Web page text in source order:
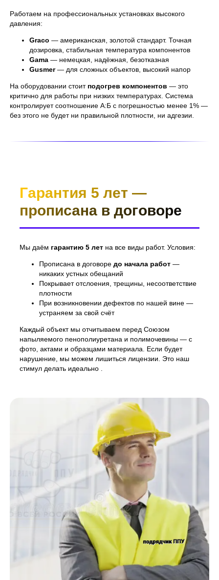
Работаем на профессиональных установках высокого
давления:
Graco — американская, золотой стандарт. Точная
дозировка, стабильная температура компонентов
Gama — немецкая, надёжная, безотказная
Gusmer— для сложных объектов, высокий напор
На оборудовании стоит подогрев компонентов — это
критично для работы при низких температурах. Система
контролирует соотношение А:Б с погрешностью менее 1% —
без этого не будет ни правильной плотности, ни адгезии.
Гарантия 5 лет —
прописана в договоре
Мы даём гарантию 5 лет на все виды работ. Условия:
Прописана в договоре до начала работ —
никаких устных обещаний
Покрывает отслоения, трещины, несоответствие
плотности
При возникновении дефектов по нашей вине —
устраняем за свой счёт
Каждый объект мы отчитываем перед Союзом
напыляемого пенополиуретана и полимочевины — с
фото, актами и образцами материала. Если будет
нарушение, мы можем лишиться лицензии. Это наш
стимул делать идеально .